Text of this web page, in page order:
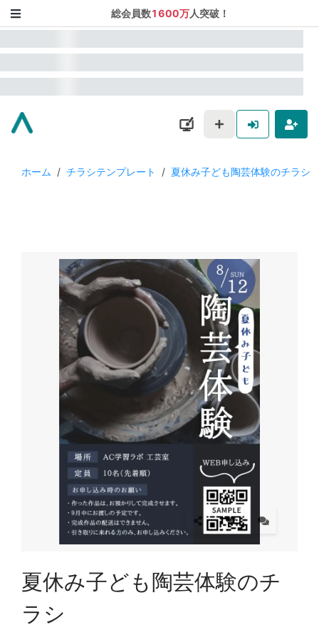
総会員数1600万人突破！
ホーム / チラシテンプレート / 夏休み子ども陶芸体験のチラシ
夏休み子ども陶芸体験のチ
ラシ